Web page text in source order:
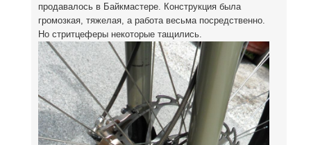
продавалось в Байкмастере. Конструкция была
громозкая, тяжелая, а работа весьма посредственно.
Но стритцеферы некоторые тащились.